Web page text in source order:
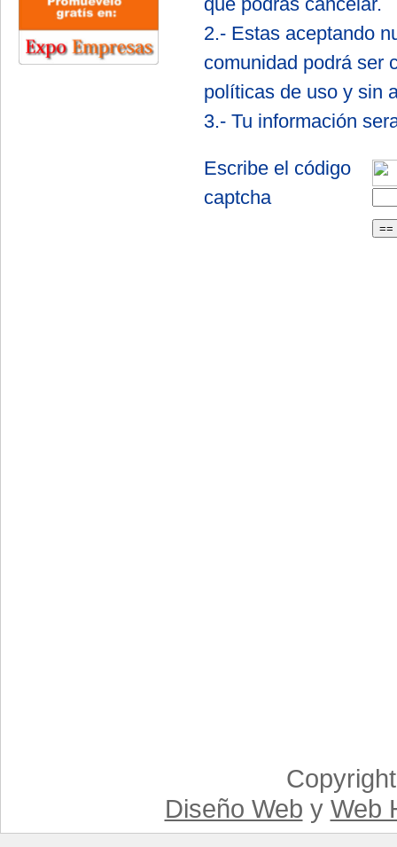
2.- Estas aceptando
comunidad podrá ser
políticas de uso y sin
3.- Tu información
Escribe el código
captcha
Diseño Web y Web